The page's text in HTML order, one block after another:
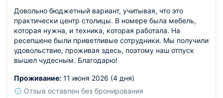
Довольно бюджетный вариант, учитывая, что это
практически центр столицы. В номере была мебель,
которая нужна, и техника, которая работала. На
ресепшене были приветливые сотрудники. Мы получили
удовольствие, проживая здесь, поэтому наш отпуск
вышел чудесным. Благодарю!
Проживание: 11 июня 2026 (4 дня)
Отзыв оставлен без бронирования